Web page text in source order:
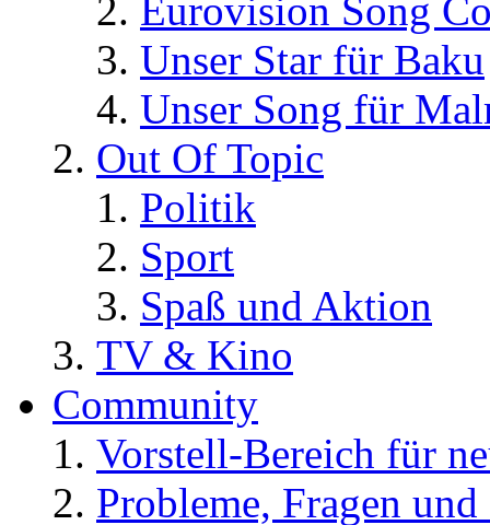
Eurovision Song
Unser Star für Baku
Unser Song für
Out Of Topic
Politik
Sport
Spaß und Aktion
TV & Kino
Community
Vorstell-Bereich für
Probleme, Fragen